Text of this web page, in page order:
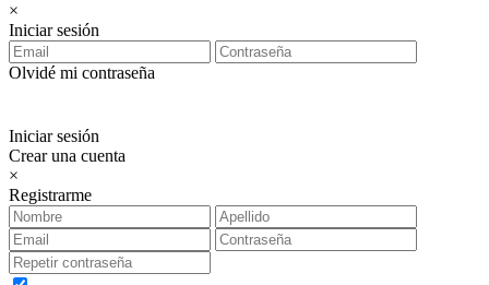
×
Iniciar sesión
Olvidé mi contraseña
Iniciar sesión
Crear una cuenta
×
Registrarme